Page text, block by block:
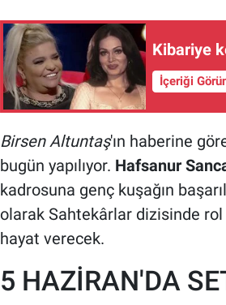
Kibariye
İçeriği
Birsen Altuntaş'ın haberine
bugün yapılıyor. Hafsanur
kadrosuna genç kuşağın
olarak Sahtekârlar dizisinde
hayat verecek.
5 HAZİRAN'DA